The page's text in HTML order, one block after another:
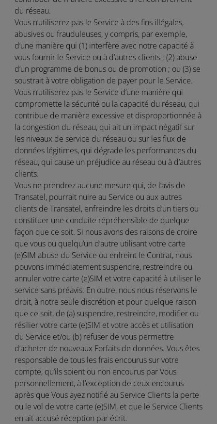
du réseau.
Vous n’utiliserez pas le Service à des fins illégales,
abusives ou frauduleuses, y compris, par exemple,
d’une manière qui (1) interfère avec notre capacité à
vous fournir le Service ou à d’autres clients ; (2) abuse
d’un programme de bonus ou de promotion ; ou (3) se
soustrait à votre obligation de payer pour le Service.
Vous n’utiliserez pas le Service d’une manière qui
compromette la sécurité ou la capacité du réseau, qui
contribue de manière excessive et disproportionnée à
la congestion du réseau, qui ait un impact négatif sur
les niveaux de service du réseau ou sur les flux de
données légitimes, qui dégrade les performances du
réseau, qui cause un préjudice au réseau ou à d’autres
clients.
Vous ne prendrez aucune mesure qui, de l’avis de
Transatel, pourrait nuire au Service ou aux autres
clients de Transatel, enfreindre les droits d’un tiers ou
constituer une conduite répréhensible de quelque
façon que ce soit. Si nous avons des raisons de croire
que vous ou quelqu’un d’autre utilisant votre carte
(e)SIM abuse du Service ou enfreint le Contrat, nous
pouvons immédiatement suspendre, restreindre ou
annuler votre carte (e)SIM et votre capacité à utiliser le
service sans préavis. En outre, nous nous réservons le
droit, à notre seule discrétion et pour quelque raison
que ce soit, de (a) suspendre, restreindre, modifier ou
résilier votre carte (e)SIM et votre accès et utilisation
du Service et/ou (b) refuser de vous permettre
d’acheter de nouveaux Forfaits de données. Vous êtes
responsable de tous les frais encourus sur votre
compte, qu’ils soient ou non encourus par Vous
personnellement, à l’exception de ceux encourus
après que Vous ayez notifié au Service Clients la perte
ou le vol de votre carte (e)SIM, et que le Service Clients
en ait accusé réception par écrit.